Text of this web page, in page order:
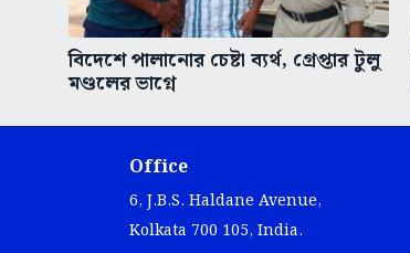
বিদেশে পালানোর চেষ্টা ব্যর্থ, গ্রেপ্তার টুলু
মণ্ডলের ভাগ্নে
Office
6, J.B.S. Haldane Avenue,
Kolkata 700 105, India.